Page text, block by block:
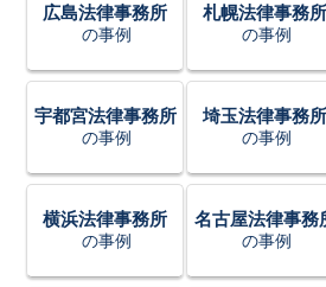
広島法律事務所
の事例
札幌法律事務所
の事例
宇都宮法律事務所
の事例
埼玉法律事務所
の事例
横浜法律事務所
の事例
名古屋法律事務
の事例